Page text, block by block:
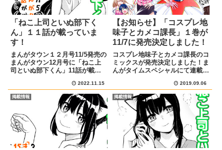
「ねこ上司といぬ部下く
ん」１１話が載っていま
す！
まんがタウン１２月号11/5発売の
まんがタウン12月号に「ねこ上
司といぬ部下くん」11話が載っ
ト乾くんの家でお世話になった根
古さんは、お礼に朝ご飯を作る事
に。エプロンを着て張り切る根古
さん、手料理を食べた乾くん...
2022.11.15
【お知らせ】「コスプレ地
味子とカメコ課長」１巻が
11/7に発売決定しました！
コスプレ地味子とカメコ課長のコ
ミックスが発売決定しました！ま
んがタイムスペシャルにて連載中
長」のコミックス第１巻が11/7に
発売決定しました！感想やアンケ
ートなどで沢山応援してくださっ
たおかげです、本当にありがと...
2019.09.06
掲載情報 掲載情報